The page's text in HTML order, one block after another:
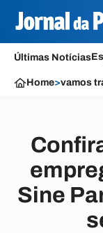
Últimas Notícias
Home>vamos
Sine